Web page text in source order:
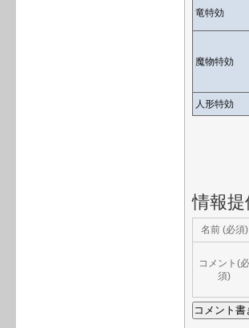
竜特効
魔物特効
人形特効
情報提
名前 (必須)
コメント(必
須)